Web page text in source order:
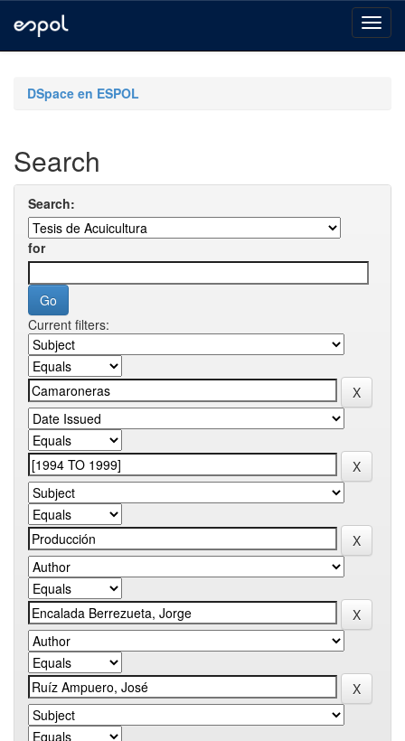
navigationDSpace en ESPOL
Search
Search:
for
Current filters: